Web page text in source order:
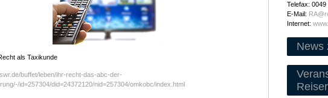
als Taxikunde
buffet/leben/ihr-recht-das-abc-der-
id=257304/did=24372120/nid=257304/omkobc/index.html
Telefax:
E-Mail:
Internet:
News